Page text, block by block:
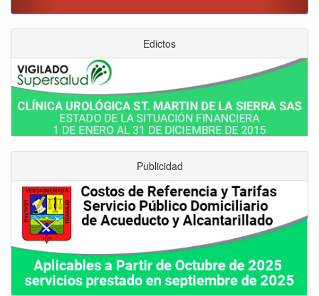
Edictos
Publicidad